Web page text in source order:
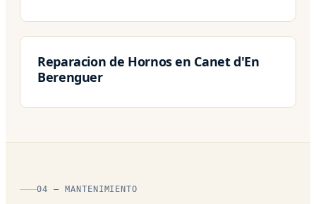
Reparacion de Hornos en Canet d'En
Berenguer
04 — MANTENIMIENTO